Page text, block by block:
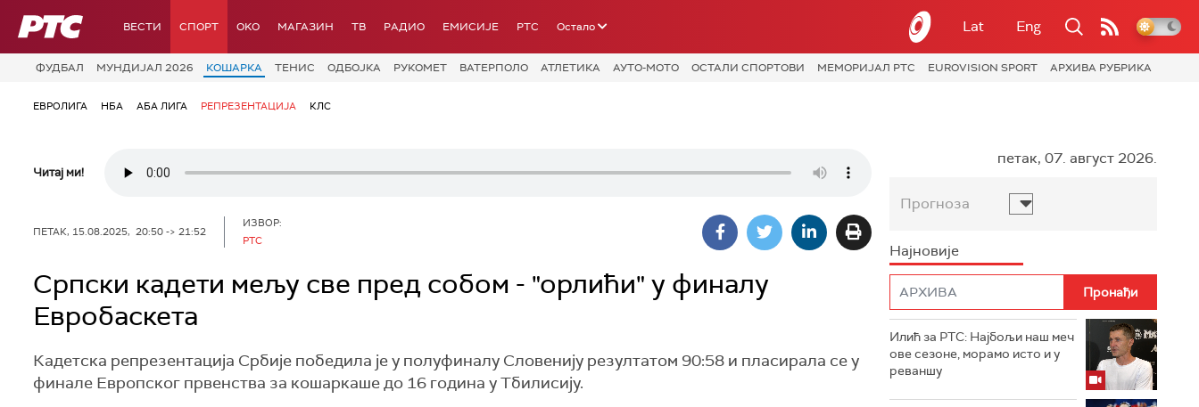
РТС ВЕСТИ СПОРТ OKO МАГАЗИН ТВ РАДИО ЕМИСИЈЕ РТС Остало Lat Eng
ФУДБАЛ МУНДИЈАЛ 2026 КОШАРКА ТЕНИС ОДБОЈКА РУКОМЕТ ВАТЕРПОЛО АТЛЕТИКА АУТО-МОТО ОСТАЛИ СПОРТОВИ МЕМОРИЈАЛ РТС EUROVISION SPORT АРХИВА РУБРИКА
ЕВРОЛИГА НБА АБА ЛИГА РЕПРЕЗЕНТАЦИЈА КЛС
Читај ми!
ПЕТАК, 15.08.2025, 20:50 -> 21:52
ИЗВОР:
РТС
Српски кадети мељу све пред собом - "орлићи" у финалу
Евробаскета
Кадетска репрезентација Србије победила је у полуфиналу Словенију резултатом 90:58 и пласирала се у
финале Европског првенства за кошаркаше до 16 година у Тбилисију.
петак, 07. август 2026.
Прогноза
Најновије
Илић за РТС: Најбољи наш меч
ове сезоне, морамо исто и у
реваншу